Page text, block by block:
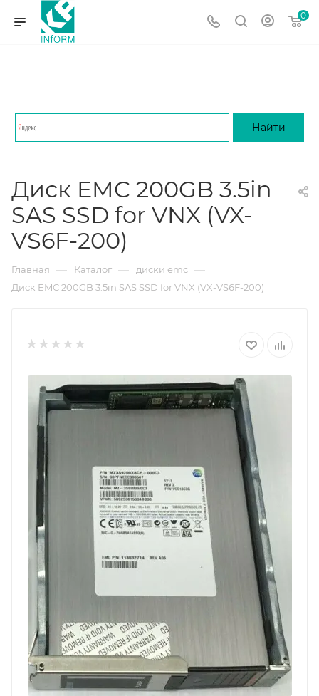
0
Диск EMC 200GB 3.5in
SAS SSD for VNX (VX-
VS6F-200)
Главная — Каталог — диски emc —
Диск EMC 200GB 3.5in SAS SSD for VNX (VX-VS6F-200)